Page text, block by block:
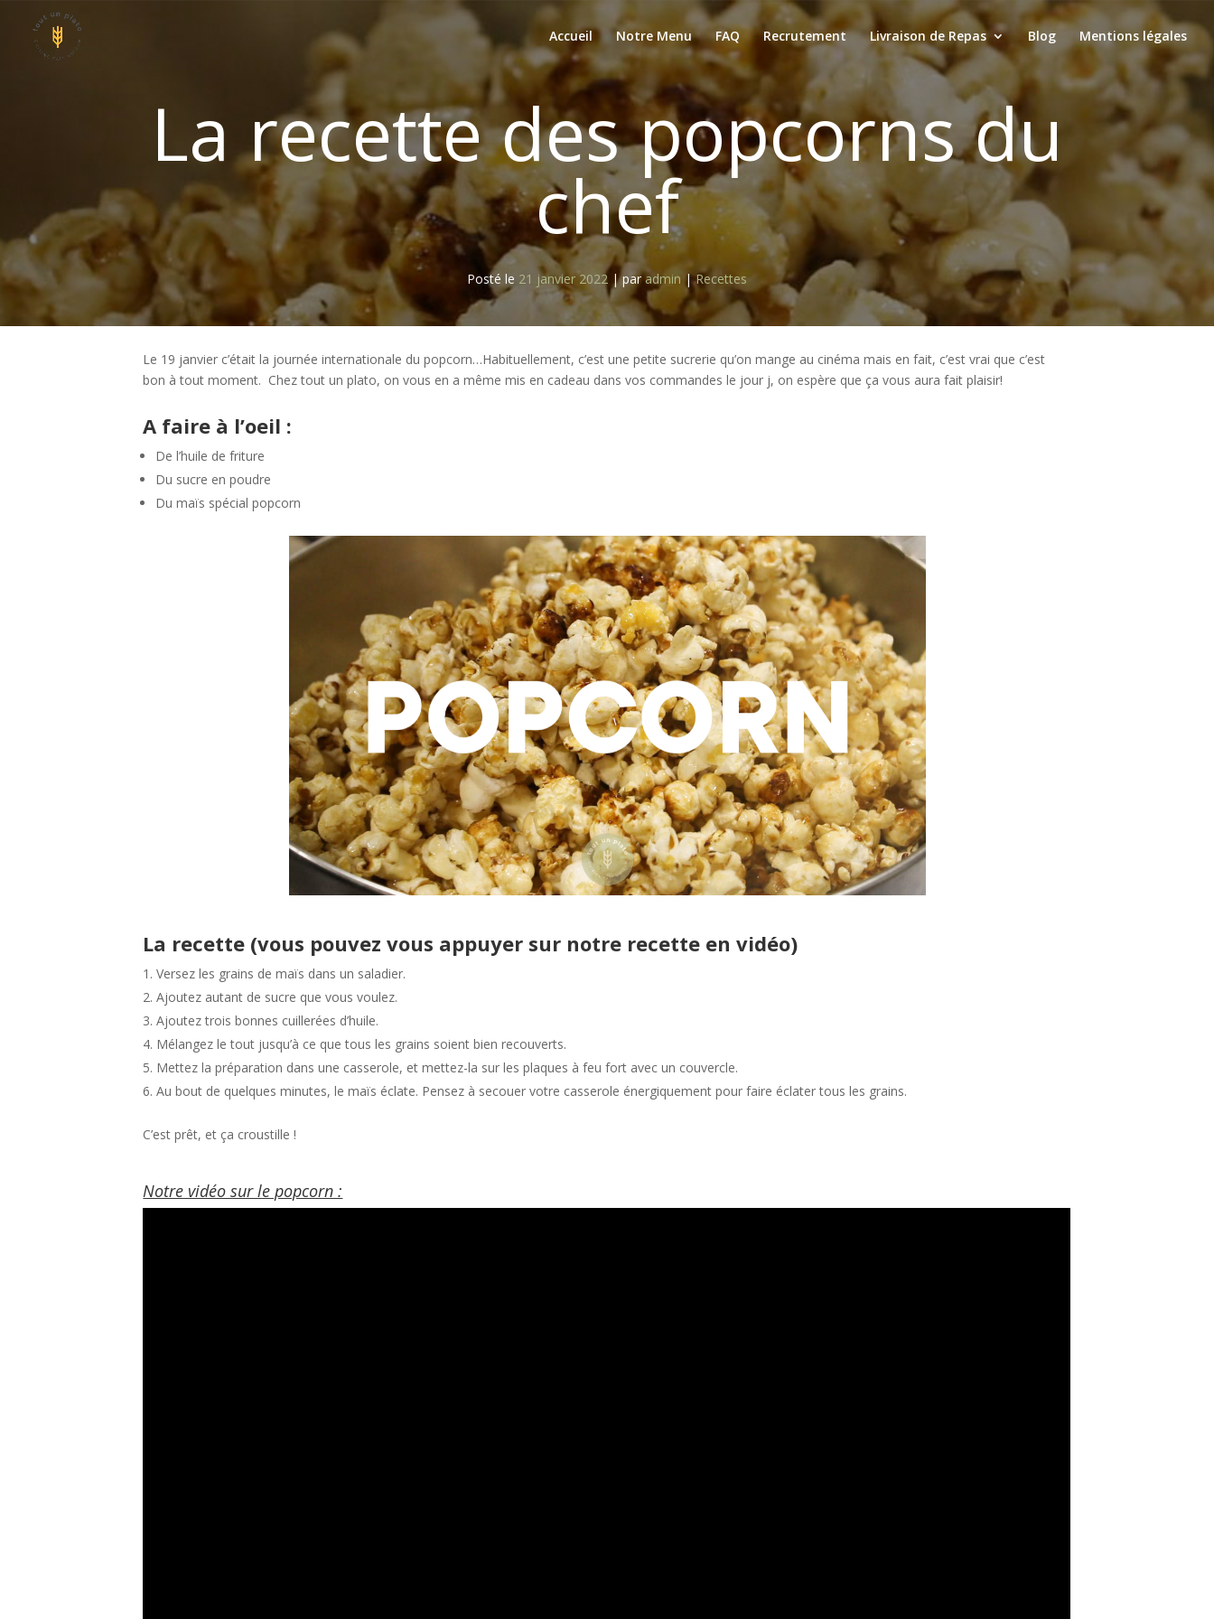
Accueil Notre Menu FAQ Recrutement Livraison de Repas Blog Mentions légales
La recette des popcorns du
chef
Posté le 21 janvier 2022 |paradmin|Recettes
Le 19 janvier c’était la journée internationale du popcorn…Habituellement, c’est une petite sucrerie qu’on mange au cinéma mais en fait, c’est vrai que c’est
bon à tout moment. Chez tout un plato, on vous en a même mis en cadeau dans vos commandes le jour j, on espère que ça vous aura fait plaisir!
A faire à l’oeil :
De l’huile de friture
Du sucre en poudre
Du maïs spécial popcorn
La recette (vous pouvez vous appuyer sur notre recette en vidéo)
Versez les grains de maïs dans un saladier.
Ajoutez autant de sucre que vous voulez.
Ajoutez trois bonnes cuillerées d’huile.
Mélangez le tout jusqu’à ce que tous les grains soient bien recouverts.
Mettez la préparation dans une casserole, et mettez-la sur les plaques à feu fort avec un couvercle.
Au bout de quelques minutes, le maïs éclate. Pensez à secouer votre casserole énergiquement pour faire éclater tous les grains.
C’est prêt, et ça croustille !
Notre vidéo sur le popcorn :
Panneau de gestion des cookies